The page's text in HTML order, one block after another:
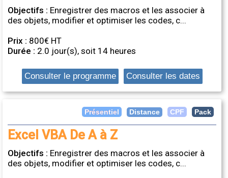
Objectifs : Enregistrer des macros et les associer à
des objets, modifier et optimiser les codes, c...
Prix : 800€ HT
Durée : 2.0 jour(s), soit 14 heures
Consulter le programme Consulter les dates
Présentiel Distance CPF Pack
Excel VBA De A à Z
Objectifs : Enregistrer des macros et les associer à
des objets, modifier et optimiser les codes, c...